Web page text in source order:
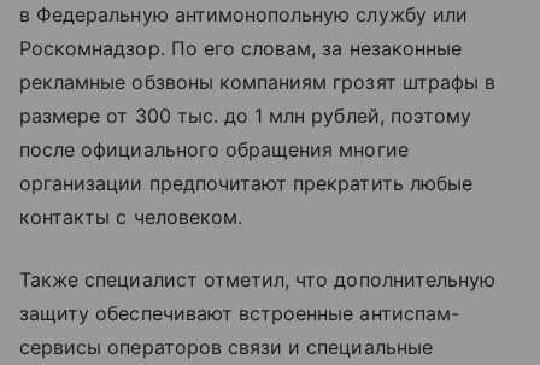
в Федеральную антимонопольную службу или
Роскомнадзор. По его словам, за незаконные
рекламные обзвоны компаниям грозят штрафы в
размере от 300 тыс. до 1 млн рублей, поэтому
после официального обращения многие
организации предпочитают прекратить любые
контакты с человеком.
Также специалист отметил, что дополнительную
защиту обеспечивают встроенные антиспам-
сервисы операторов связи и специальные